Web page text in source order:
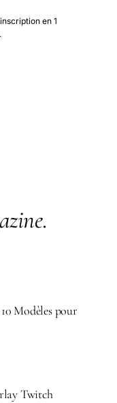
en 1
.
Modèles pour
Twitch